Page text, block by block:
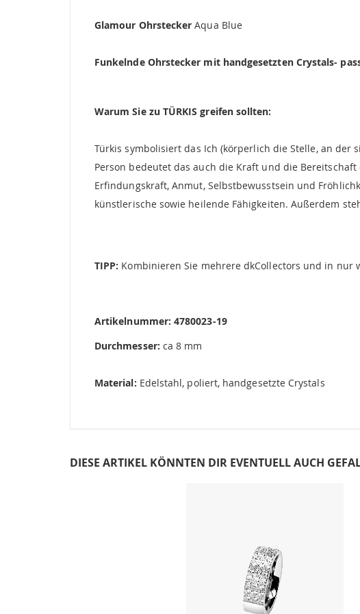
Glamour OhrsteckerAqua Blue
Funkelnde Ohrstecker mit handgesetzten Crystals-
Warum Sie zu TÜRKIS greifen sollten:
Türkis symbolisiert das Ich (körperlich die Stelle, an
Person bedeutet das auch die Kraft und die
Erfindungskraft, Anmut, Selbstbewusstsein und
künstlerische sowie heilende Fähigkeiten. Außerdem
TIPP: Kombinieren Sie mehrere dkCollectors und in nur
Artikelnummer: 4780023-19
Durchmesser: ca 8 mm
Material: Edelstahl, poliert, handgesetzte Crystals
DIESE ARTIKEL KÖNNTEN DIR EVENTUELL AUCH